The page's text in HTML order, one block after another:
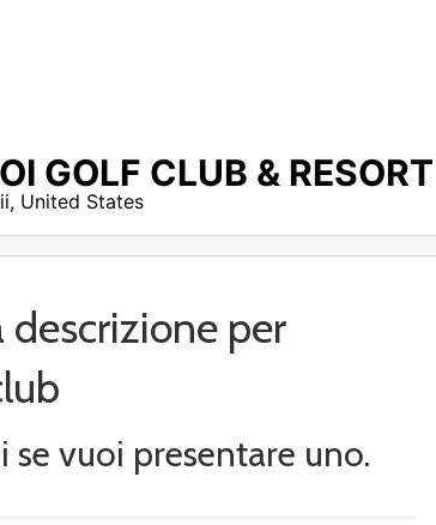
GOLF CLUB & RESORT
, United States
descrizione per
se vuoi presentare uno.